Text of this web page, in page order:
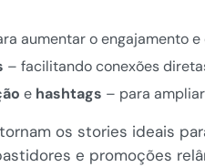
aumentar o engajamento
– facilitando conexões
e hashtags – para
os stories ideais
e promoções